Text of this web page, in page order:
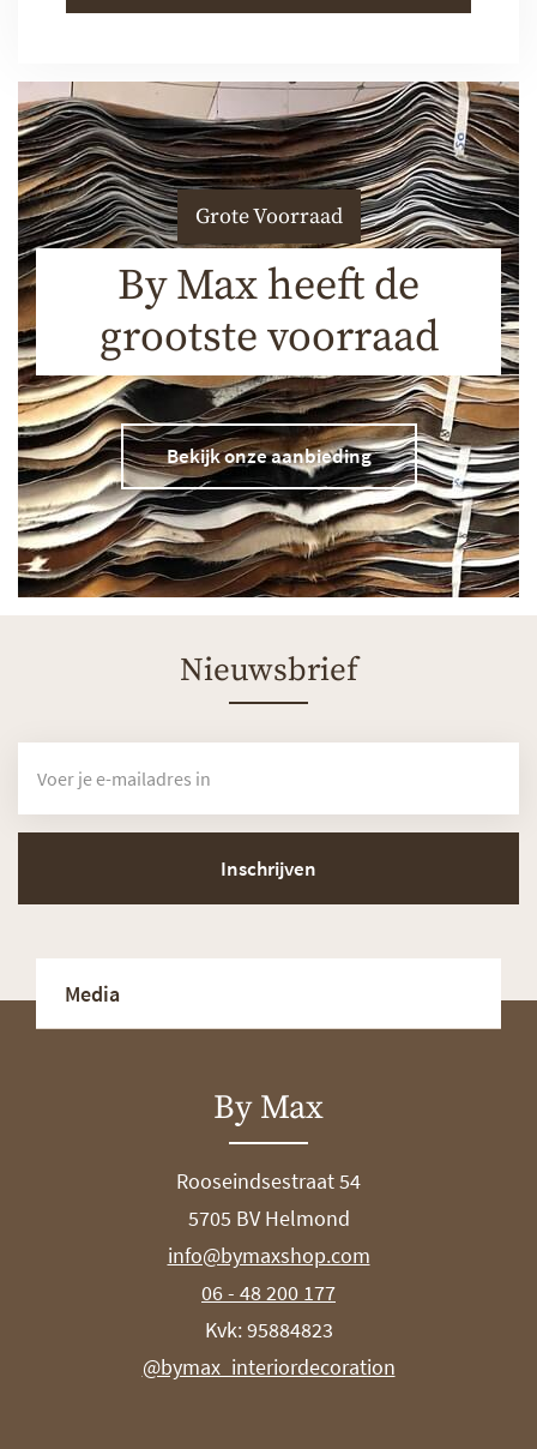
Grote Voorraad
By Max heeft de
grootste voorraad
Bekijk onze aanbieding
Nieuwsbrief
Inschrijven
Media
By Max
Rooseindsestraat 54
5705 BV Helmond
info@bymaxshop.com
06 - 48 200 177
Kvk: 95884823
@bymax_interiordecoration